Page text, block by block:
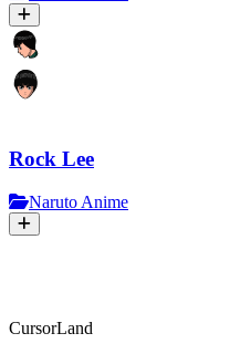
Rock Lee
Naruto Anime
CursorLand